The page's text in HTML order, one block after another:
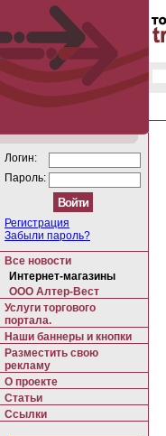
Логин:
Пароль:
Регистрация
Забыли пароль?
Все новости
Интернет-магазины
ООО Алтер-Вест
Услуги торгового
портала.
Наши баннеры и кнопки
Разместить свою
рекламу
О проекте
Статьи
Ссылки